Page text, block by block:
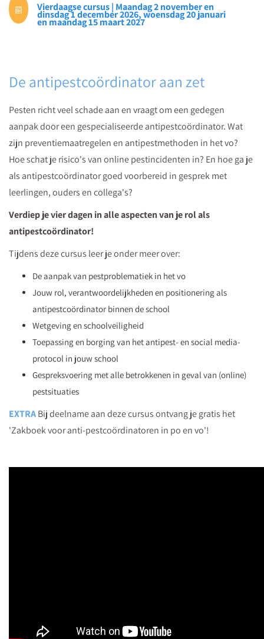
collega
meme?
Lees
het
het
blog
van
Schüngel.
Vierdaagse cursus | Maandag 2 november en
dinsdag 1 december 2026, woensdag 20 januari
en maandag 15 maart 2027
De antipestcoördinator aan zet
Pesten richt veel schade aan en vraagt om een gedegen
aanpak door een gespecialiseerde antipestcoördinator. Wat
zijn preventiemaatregelen en antipestmethoden in het vo?
Hoe schat je risico's van online pestincidenten in? En hoe ga je
als antipestcoördinator goed voorbereid in gesprek met
leerlingen, ouders en collega's?
Verdiep je vier dagen in alle aspecten van je rol als
antipestcoördinator!
Tijdens deze cursus leer je onder meer over:
De aanpak van pestproblematiek in het vo
Jouw rol, verantwoordelijkheden en positionering als
antipestcoördinator binnen de school
Wetgeving en schoolveiligheid
Toepassing en borging van het antipest- en social media-
protocol in jouw school
Gespreksvoering met alle betrokkenen in geval van (online)
pestsituaties
EXTRABij deelname aan deze cursus ontvang je gratis het
'Zakboek voor anti-pestcoördinatoren in po en vo'!